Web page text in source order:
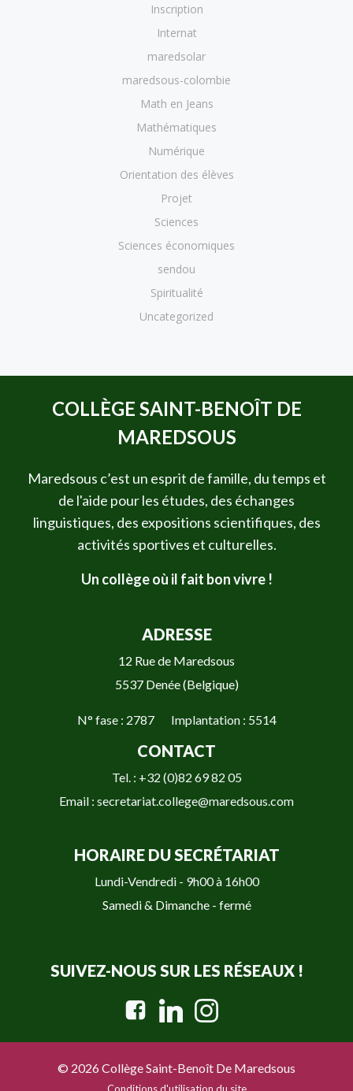
Inscription
Internat
maredsolar
maredsous-colombie
Math en Jeans
Mathématiques
Numérique
Orientation des élèves
Projet
Sciences
Sciences économiques
sendou
Spiritualité
Uncategorized
COLLÈGE SAINT-BENOÎT DE
MAREDSOUS
Maredsous c’est un esprit de famille, du temps et
de l'aide pour les études, des échanges
linguistiques, des expositions scientifiques, des
activités sportives et culturelles.
Un collège où il fait bon vivre !
ADRESSE
12 Rue de Maredsous
5537 Denée (Belgique)
N° fase : 2787 Implantation : 5514
CONTACT
Tel. : +32 (0)82 69 82 05
Email : secretariat.college@maredsous.com
HORAIRE DU SECRÉTARIAT
Lundi-Vendredi - 9h00 à 16h00
Samedi & Dimanche - fermé
SUIVEZ-NOUS SUR LES RÉSEAUX !
© 2026 Collège Saint-Benoît De Maredsous
Conditions d'utilisation du site